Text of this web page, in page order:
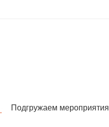
Подгружаем мероприятия